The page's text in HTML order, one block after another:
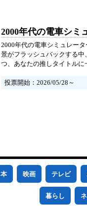
2000年代の電車シミ
2000年代の電車シミュレー
景がフラッシュバックする
つ、あなたの推しタイトル
投票開始：2026/05/28～
本 映画 テレビ
暮らし